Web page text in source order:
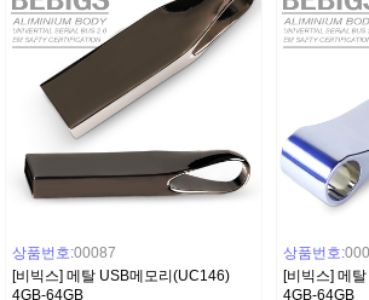
상품번호:00087
[비빅스] 메탈 USB메모리(UC146)
4GB-64GB
상품번호:
[비빅스] 메
4GB-64GB